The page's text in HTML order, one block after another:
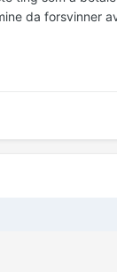
da forsvinner